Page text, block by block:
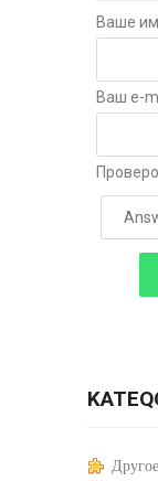
Ваше
Ваш e-
Другое